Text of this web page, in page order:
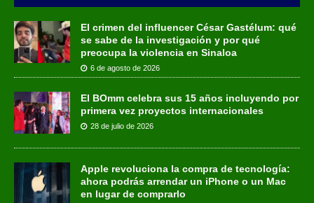
El crimen del influencer César Gastélum: qué
se sabe de la investigación y por qué
preocupa la violencia en Sinaloa
6 de agosto de 2026
El BOmm celebra sus 15 años incluyendo por
primera vez proyectos internacionales
28 de julio de 2026
Apple revoluciona la compra de tecnología:
ahora podrás arrendar un iPhone o un Mac
en lugar de comprarlo